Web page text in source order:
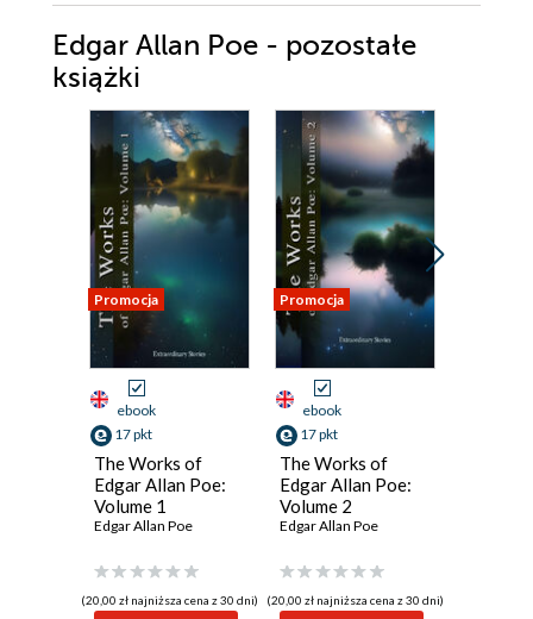
Edgar Allan Poe - pozostałe
książki
Promocja
ebook
17 pkt
The Works of
Edgar Allan Poe:
Volume 1
Edgar Allan Poe
(20,00 zł najniższa cena z 30 dni)
Promocja
ebook
17 pkt
The Works of
Edgar Allan Poe:
Volume 2
Edgar Allan Poe
(20,00 zł najniższa cena z 30 dni)